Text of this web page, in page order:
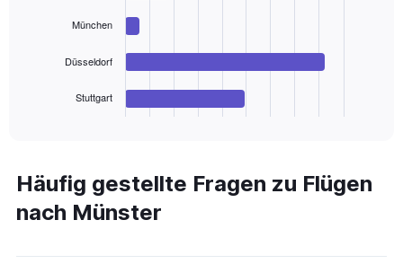
Range:
4
categories.
München
Düsseldorf
Stuttgart
Häufig gestellte Fragen zu Flügen
nach Münster